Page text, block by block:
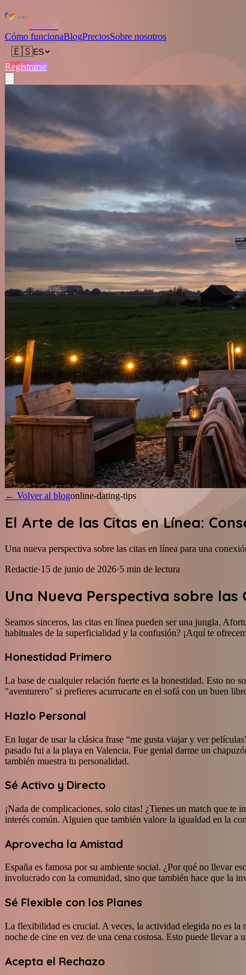
Love.nl
Cómo funcionaBlogPreciosSobre nosotros
🇪🇸ES
Registrarse
← Volver al blogonline-dating-tips
El Arte de las Citas en Línea:
Una nueva perspectiva sobre las citas en línea para una
Redactie·15 de junio de 2026·5 min de lectura
Una Nueva Perspectiva sobre las
Seamos sinceros, las citas en línea pueden ser una jungla.
habituales de la superficialidad y la confusión? ¡Aquí te
Honestidad Primero
La base de cualquier relación fuerte es la honestidad. Esto no
"aventurero" si prefieres acurrucarte en el sofá con un buen
Hazlo Personal
En lugar de usar la clásica frase “me gusta viajar y ver
pasado fui a la playa en Valencia. Fue genial darme un
también muestra tu personalidad.
Sé Activo y Directo
¡Nada de complicaciones, solo citas! ¿Tienes un match que te
interés común. Alguien que también valore la igualdad en la
Aprovecha la Amistad
España es famosa por su ambiente social. ¿Por qué no llevar
involucrado con la comunidad, sino que también hace que la
Sé Flexible con los Planes
La flexibilidad es crucial. A veces, la actividad elegida no es la
noche de cine en vez de una cena costosa. Esto puede llevar a
Acepta el Rechazo